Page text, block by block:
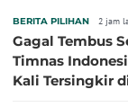
BERITA PILIHAN 2 jam
Gagal Tembus
Timnas
Kali Tersingkir